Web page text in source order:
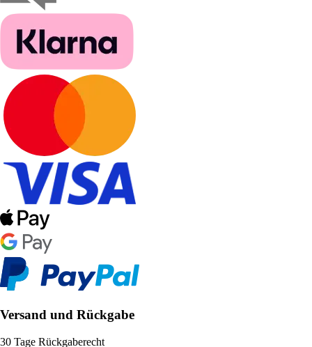
Versand und Rückgabe
30 Tage Rückgaberecht